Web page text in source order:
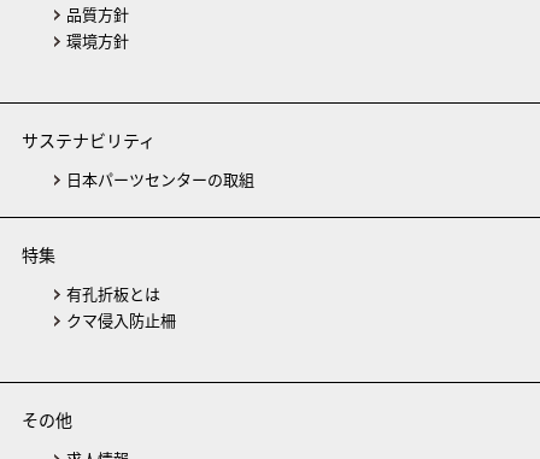
品質方針
環境方針
サステナビリティ
日本パーツセンターの取組
特集
有孔折板とは
クマ侵入防止柵
その他